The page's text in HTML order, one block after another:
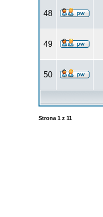
48
49
50
Strona 1z 11